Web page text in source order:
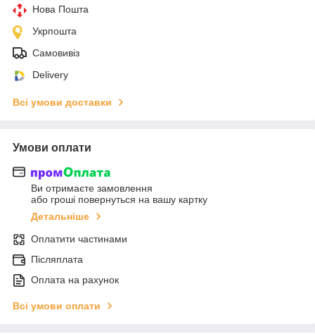
Нова Пошта
Укрпошта
Самовивіз
Delivery
Всі умови доставки
Умови оплати
Ви отримаєте замовлення
або гроші повернуться на вашу картку
Детальніше
Оплатити частинами
Післяплата
Оплата на рахунок
Всі умови оплати